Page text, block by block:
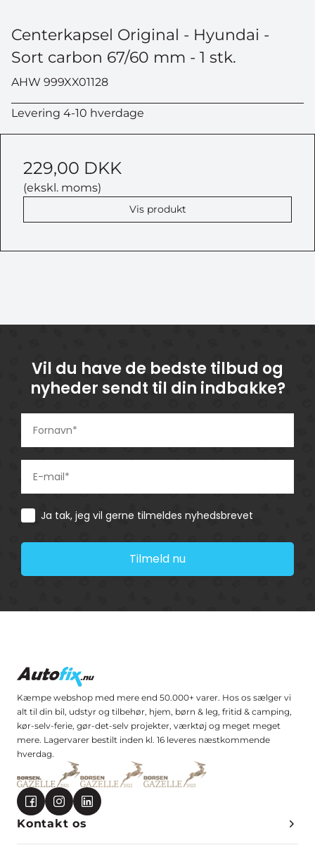
Centerkapsel Original - Hyundai -
Sort carbon 67/60 mm - 1 stk.
AHW 999XX01128
Levering 4-10 hverdage
229,00 DKK
(ekskl. moms)
Vis produkt
Vil du have de bedste tilbud og
nyheder sendt til din indbakke?
Consent
Ja tak, jeg vil gerne tilmeldes nyhedsbrevet
Tilmeld nu
Kæmpe webshop med mere end 50.000+ varer. Hos os sælger vi
alt til din bil, udstyr og tilbehør, hjem, børn & leg, fritid & camping,
kør-selv-ferie, gør-det-selv projekter, værktøj og meget meget
mere. Lagervarer bestilt inden kl. 16 leveres næstkommende
hverdag.
Kontakt os